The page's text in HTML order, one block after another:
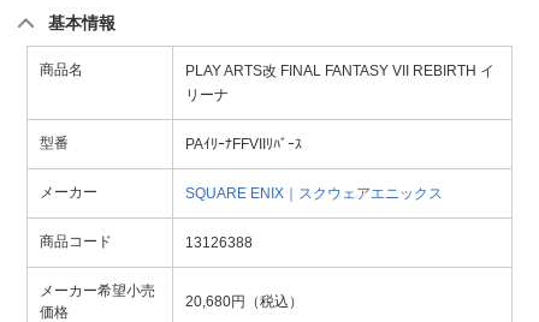
基本情報
商品名
PLAY ARTS改 FINAL FANTASY VII REBIRTH イ
リーナ
型番 PAｲﾘｰﾅFFVIIﾘﾊﾞｰｽ
メーカー SQUARE ENIX｜スクウェアエニックス
商品コード 13126388
メーカー希望小売
価格
20,680円（税込）